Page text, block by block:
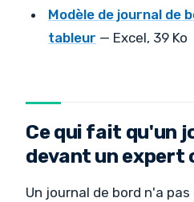
Modèle de journal de
tableur — Excel, 39 Ko
Ce qui fait qu'un
devant un expert
Un journal de bord n'a